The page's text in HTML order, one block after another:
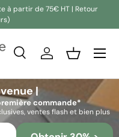
à partir de 75€ HT | Retour
RechercheSe connecter
Panier
|
commande*
ventes flash et bien plus